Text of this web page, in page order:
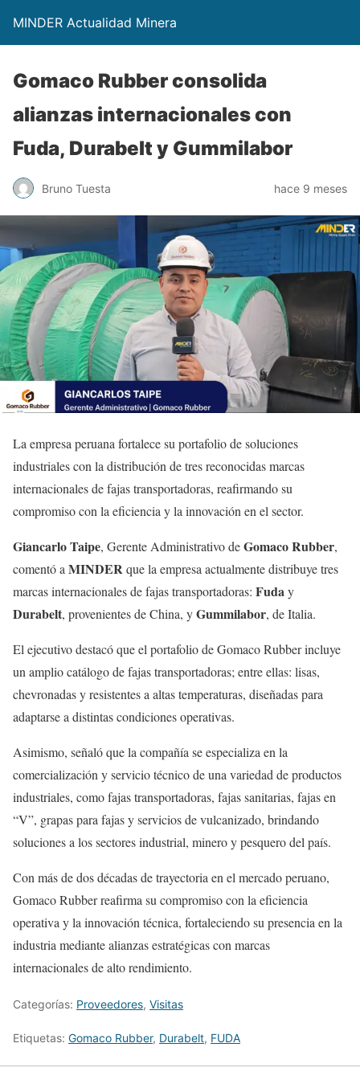
MINDER Actualidad Minera
Gomaco Rubber consolida
alianzas internacionales con
Fuda, Durabelt y Gummilabor
Bruno Tuesta hace 9 meses
La empresa peruana fortalece su portafolio de soluciones
industriales con la distribución de tres reconocidas marcas
internacionales de fajas transportadoras, reafirmando su
compromiso con la eficiencia y la innovación en el sector.
Giancarlo Taipe, Gerente Administrativo deGomaco Rubber,
comentó a MINDERque la empresa actualmente distribuye tres
marcas internacionales de fajas transportadoras: Fuday
Durabelt, provenientes de China, yGummilabor, de Italia.
El ejecutivo destacó que el portafolio de Gomaco Rubber incluye
un amplio catálogo de fajas transportadoras; entre ellas: lisas,
chevronadas y resistentes a altas temperaturas, diseñadas para
adaptarse a distintas condiciones operativas.
Asimismo, señaló que la compañía se especializa en la
comercialización y servicio técnico de una variedad de productos
industriales, como fajas transportadoras, fajas sanitarias, fajas en
“V”, grapas para fajas y servicios de vulcanizado, brindando
soluciones a los sectores industrial, minero y pesquero del país.
Con más de dos décadas de trayectoria en el mercado peruano,
Gomaco Rubber reafirma su compromiso con la eficiencia
operativa y la innovación técnica, fortaleciendo su presencia en la
industria mediante alianzas estratégicas con marcas
internacionales de alto rendimiento.
Categorías: Proveedores, Visitas
Etiquetas: Gomaco Rubber, Durabelt, FUDA